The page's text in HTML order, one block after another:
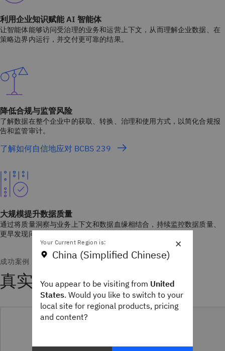
利用企业知识赋能 AI 智能体
让智能体能够访问受治理的业务和运营上下文，从而理解企业数据、在
策略边界内运行，并交付更可靠的结果。
降低合规与监管风险
了解数据在整个企业中的获取、转换、治理和使用方式，以简化合规报
告和监管审计。
了解如何自信地应对 BCBS 239
大规模提升数据质量
通过将质量洞察与业务上下文和数据血缘相结合，持续监控数据质量、
更早发现问题，并理解它们在整个数据生态系统中的影响。
成功案例
真实客户，真实成效
×
Your Current Region is:
China (Simplified Chinese)
You appear to be visiting from United
States. Would you like to switch to your
local site for regional products, pricing
and content?